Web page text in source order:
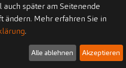
später am Seitenende
ändern. Mehr erfahren Sie in
.
Alle ablehnen Akzeptieren